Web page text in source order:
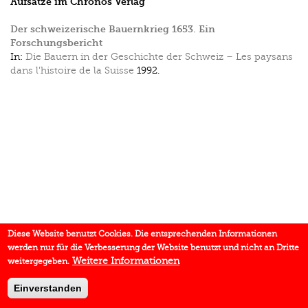
Der schweizerische Bauernkrieg 1653. Ein
Forschungsbericht
In: Die Bauern in der Geschichte der Schweiz – Les paysans
dans l'histoire de la Suisse 1992.
Diese Website benutzt Cookies. Die entsprechenden Informationen
werden nur für die Verbesserung der Website benutzt und nicht an Dritte
weitergegeben. Weitere Informationen
Einverstanden